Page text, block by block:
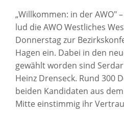
„Willkommen: in der AWO"
lud die AWO Westliches
Donnerstag zur
Hagen ein. Dabei in den
gewählt worden sind
Heinz Drenseck. Rund 300
beiden Kandidaten aus
Mitte einstimmig ihr